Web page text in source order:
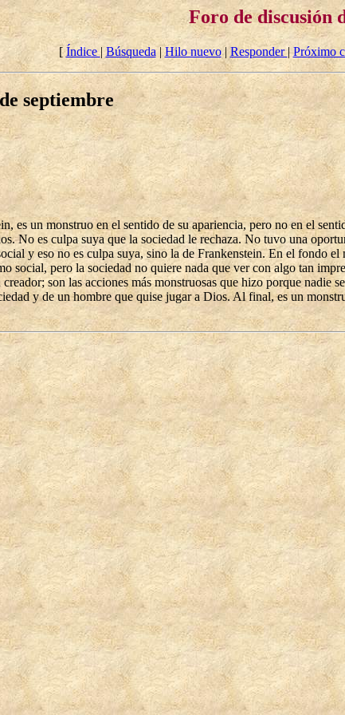
Foro de discusión
[Índice| Búsqueda|Hilo nuevo| Responder|Próximo
septiembre
es un monstruo en el sentido de su apariencia, pero no en el
No es culpa suya que la sociedad le rechaza. No tuvo una
y eso no es culpa suya, sino la de Frankenstein. En el fondo
social, pero la sociedad no quiere nada que ver con algo tan
son las acciones más monstruosas que hizo porque
y de un hombre que quise jugar a Dios. Al final, es un